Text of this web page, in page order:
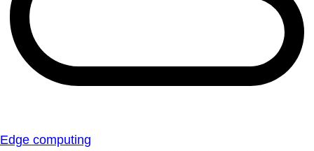
Edge computing